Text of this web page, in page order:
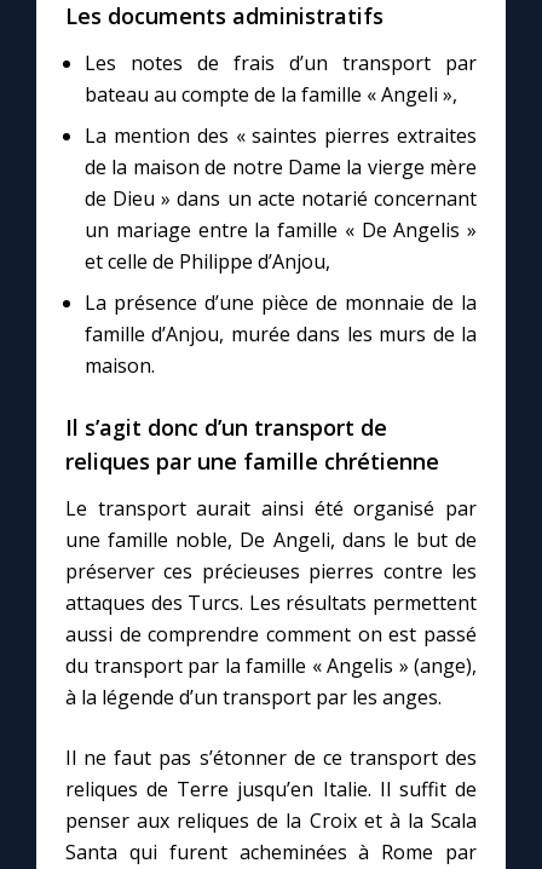
Les documents administratifs
Les notes de frais d’un transport par
bateau au compte de la famille « Angeli »,
La mention des « saintes pierres extraites
de la maison de notre Dame la vierge mère
de Dieu » dans un acte notarié concernant
un mariage entre la famille « De Angelis »
et celle de Philippe d’Anjou,
La présence d’une pièce de monnaie de la
famille d’Anjou, murée dans les murs de la
maison.
Il s’agit donc d’un transport de
reliques par une famille chrétienne
Le transport aurait ainsi été organisé par
une famille noble, De Angeli, dans le but de
préserver ces précieuses pierres contre les
attaques des Turcs. Les résultats permettent
aussi de comprendre comment on est passé
du transport par la famille « Angelis » (ange),
à la légende d’un transport par les anges.
Il ne faut pas s’étonner de ce transport des
reliques de Terre jusqu’en Italie. Il suffit de
penser aux reliques de la Croix et à la Scala
Santa qui furent acheminées à Rome par